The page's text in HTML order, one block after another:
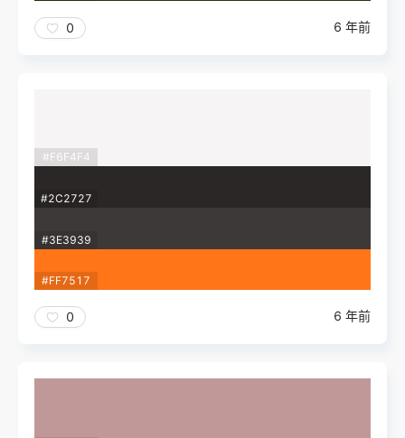
0 6 年前
#F6F4F4
#2C2727
#3E3939
#FF7517
0 6 年前